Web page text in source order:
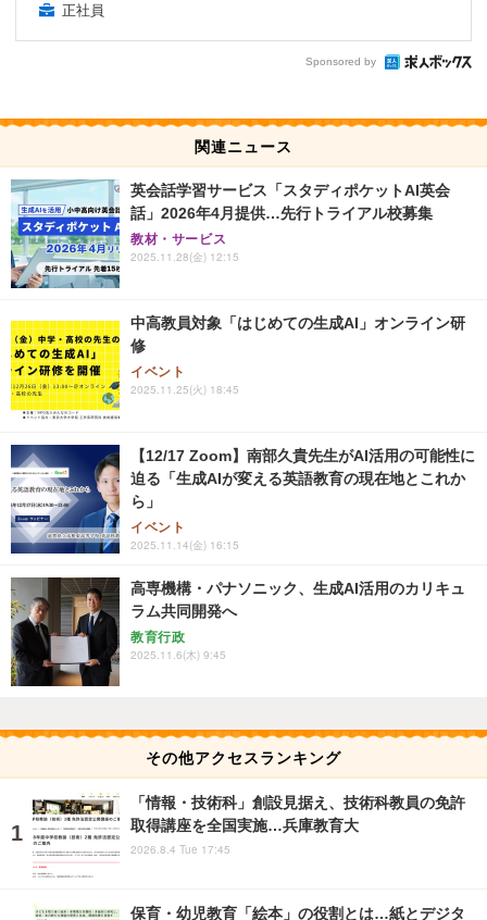
正社員
Sponsored by
関連ニュース
英会話学習サービス「スタディポケットAI英会
話」2026年4月提供…先行トライアル校募集
教材・サービス
2025.11.28(金) 12:15
中高教員対象「はじめての生成AI」オンライン研
修
イベント
2025.11.25(火) 18:45
【12/17 Zoom】南部久貴先生がAI活用の可能性に
迫る「生成AIが変える英語教育の現在地とこれか
ら」
イベント
2025.11.14(金) 16:15
高専機構・パナソニック、生成AI活用のカリキュ
ラム共同開発へ
教育行政
2025.11.6(木) 9:45
その他アクセスランキング
「情報・技術科」創設見据え、技術科教員の免許
取得講座を全国実施…兵庫教育大
2026.8.4 Tue 17:45
保育・幼児教育「絵本」の役割とは…紙とデジタ